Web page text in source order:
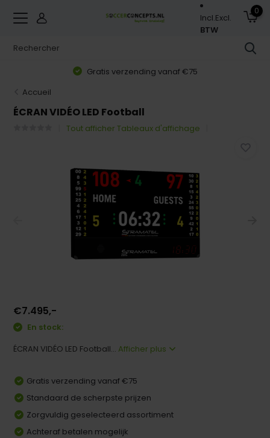
Incl.Excl.
BTW
0
Gratis verzending vanaf €75
Accueil
ÉCRAN VIDÉO LED Football
Tout afficher Tableaux d'affichage
€7.495,-
En stock:
ÉCRAN VIDÉO LED Football... Afficher plus
Gratis verzending vanaf €75
Standaard de scherpste prijzen
Zorgvuldig geselecteerd assortiment
Achteraf betalen mogelijk